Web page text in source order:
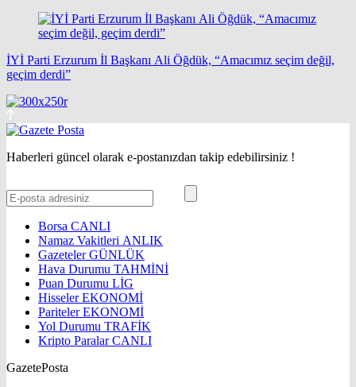
İYİ Parti Erzurum İl Başkanı Ali Öğdük, “Amacımız seçim değil,
geçim derdi”
Haberleri güncel olarak e-postanızdan takip edebilirsiniz !
Borsa CANLI
Namaz Vakitleri ANLIK
GazetelerGÜNLÜK
Hava Durumu TAHMİNİ
Puan Durumu LİG
HisselerEKONOMİ
ParitelerEKONOMİ
Yol Durumu TRAFİK
Kripto ParalarCANLI
GazetePosta